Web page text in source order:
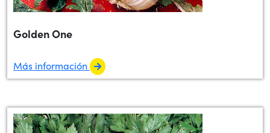
Golden One
Más información